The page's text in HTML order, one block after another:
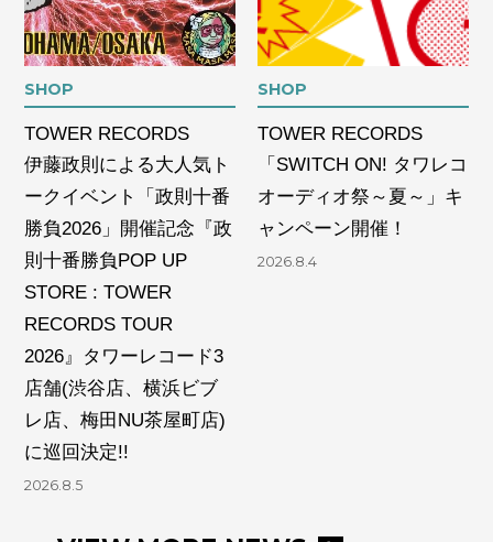
SHOP
TOWER RECORDS
伊藤政則による⼤⼈気ト
ークイベント「政則⼗番
勝負2026」開催記念『政
則⼗番勝負POP UP
STORE : TOWER
RECORDS TOUR
2026』タワーレコード3
店舗(渋⾕店、横浜ビブ
レ店、梅⽥NU茶屋町店)
に巡回決定!!
2026.8.5
SHOP
TOWER RECORDS
「SWITCH ON! タワレコ
オーディオ祭～夏～」キ
ャンペーン開催！
2026.8.4